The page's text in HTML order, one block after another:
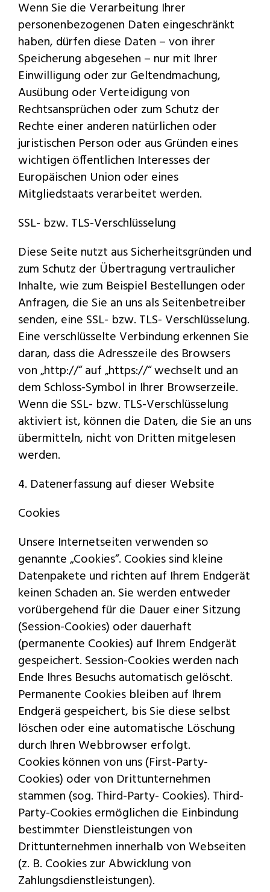
Wenn Sie die Verarbeitung Ihrer
personenbezogenen Daten eingeschränkt
haben, dürfen diese Daten – von ihrer
Speicherung abgesehen – nur mit Ihrer
Einwilligung oder zur Geltendmachung,
Ausübung oder Verteidigung von
Rechtsansprüchen oder zum Schutz der
Rechte einer anderen natürlichen oder
juristischen Person oder aus Gründen eines
wichtigen öffentlichen Interesses der
Europäischen Union oder eines
Mitgliedstaats verarbeitet werden.
SSL- bzw. TLS-Verschlüsselung
Diese Seite nutzt aus Sicherheitsgründen und
zum Schutz der Übertragung vertraulicher
Inhalte, wie zum Beispiel Bestellungen oder
Anfragen, die Sie an uns als Seitenbetreiber
senden, eine SSL- bzw. TLS- Verschlüsselung.
Eine verschlüsselte Verbindung erkennen Sie
daran, dass die Adresszeile des Browsers
von „http://“ auf „https://“ wechselt und an
dem Schloss-Symbol in Ihrer Browserzeile.
Wenn die SSL- bzw. TLS-Verschlüsselung
aktiviert ist, können die Daten, die Sie an uns
übermitteln, nicht von Dritten mitgelesen
werden.
4. Datenerfassung auf dieser Website
Cookies
Unsere Internetseiten verwenden so
genannte „Cookies“. Cookies sind kleine
Datenpakete und richten auf Ihrem Endgerät
keinen Schaden an. Sie werden entweder
vorübergehend für die Dauer einer Sitzung
(Session-Cookies) oder dauerhaft
(permanente Cookies) auf Ihrem Endgerät
gespeichert. Session-Cookies werden nach
Ende Ihres Besuchs automatisch gelöscht.
Permanente Cookies bleiben auf Ihrem
Endgerä gespeichert, bis Sie diese selbst
löschen oder eine automatische Löschung
durch Ihren Webbrowser erfolgt.
Cookies können von uns (First-Party-
Cookies) oder von Drittunternehmen
stammen (sog. Third-Party- Cookies). Third-
Party-Cookies ermöglichen die Einbindung
bestimmter Dienstleistungen von
Drittunternehmen innerhalb von Webseiten
(z. B. Cookies zur Abwicklung von
Zahlungsdienstleistungen).